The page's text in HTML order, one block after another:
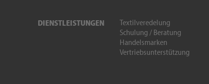
DIENSTLEISTUNGEN
Textilveredelung
Schulung / Beratung
Handelsmarken
Vertriebsunterstützung